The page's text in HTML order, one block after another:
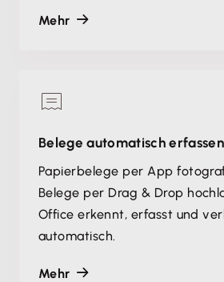
Mehr
Belege automatisch erfassen
Papierbelege per App
Belege per Drag & Drop
Office erkennt, erfasst und
automatisch.
Mehr